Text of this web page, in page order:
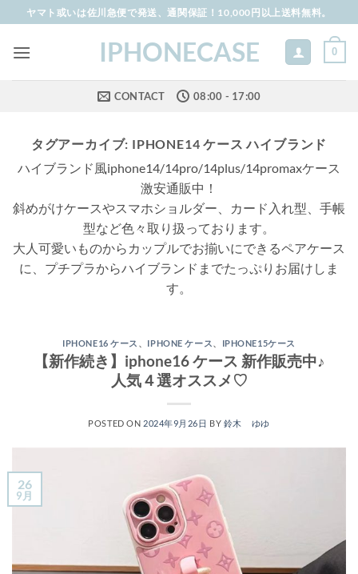
to
content
ヤマト或いは佐川急便で発送、通関保証！10,000円以上送料無料。
IPHONECASE 0
CONTACT 08:00 - 17:00
タグアーカイブ: IPHONE14 ケース ハイブランド
ハイブランド風iphone14/14pro/14plus/14promaxケース
激安通販中！
斜めがけケースやスマホショルダー、カード入れ型、手帳
型など色々取り扱っております。
大人可愛いものからカップルでお揃いにできるペアケース
に、プチプラからハイブランドまでたっぷりお届けしま
す。
IPHONE16 ケース 、 IPHONE ケース、 IPHONE15ケース
【新作続き】iphone16 ケース 新作販売中♪
人気４選オススメ♡
POSTED ON 2024年9月26日 BY 鈴木 ゆゆ
26
9月